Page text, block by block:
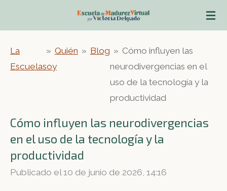
al
La
Escuela
» Quién
soy
» Blog » Cómo influyen las
neurodivergencias en el
uso de la tecnología y la
productividad
Cómo influyen las neurodivergencias
en el uso de la tecnología y la
productividad
Publicado el 10 de junio de 2026, 14:16